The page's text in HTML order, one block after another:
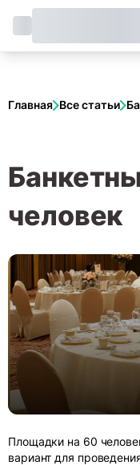
Главная Все статьи
человек
Площадки на 60
вариант для